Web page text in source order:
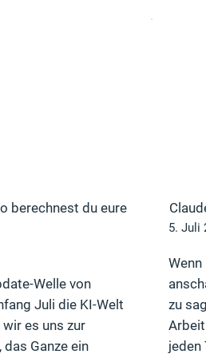
berechnest du eure
Welle von
Juli die KI-Welt
es uns zur
Ganze ein
5. Juli
zu
jeden